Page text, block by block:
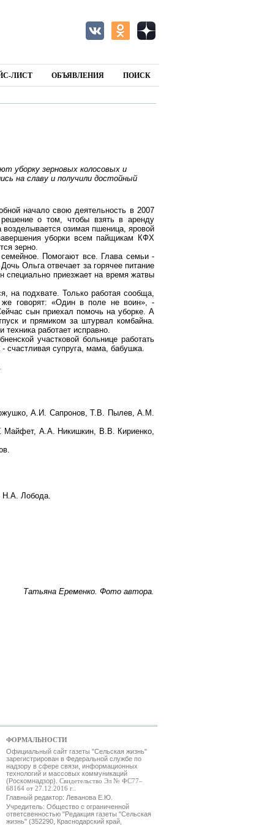
ЛИСТ ОБЪЯВЛЕНИЯ ПОИСК
уборку зерновых колосовых и
на славу и получили достойный
начало свою деятельность в 2007
о том, чтобы взять в аренду
озимая пшеница, яровой
уборки всем пайщикам КФХ
зерно.
Помогают все. Глава семьи -
Ольга отвечает за горячее питание
специально приезжает на время жатвы
на подхвате. Только работая сообща,
говорят: «Один в поле не воин», -
сын приехал помочь на уборке. А
и прямиком за штурвал комбайна.
работает исправно.
участковой больнице работать
счастливая супруга, мама, бабушка.
А.И. Сапронов, Т.В. Пылев, А.М.
Майфет, А.А. Никишкин, В.В. Кириенко,
Н.А. Лобода.
Татьяна Еременко. Фото автора.
ФОРМАЛЬНОСТИ
Официальный сайт газеты "Сельская жизнь"
зарегистрирован в Федеральной службе по
надзору в сфере связи, информационных
технологий и массовых коммуникаций
(Роскомнадзор). Свидетельство Эл № ФС77–
68164 от 27.12.2016 г.
Главный редактор: Леванова Е.Ю.
Учредитель: Общество с ограниченной
ответсвенностью "Редакция газеты "Сельская
жизнь" (352290, Краснодарский край,